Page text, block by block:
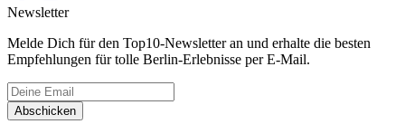
Newsletter
Melde Dich für den Top10-Newsletter an und erhalte die besten
Empfehlungen für tolle Berlin-Erlebnisse per E-Mail.
Abschicken